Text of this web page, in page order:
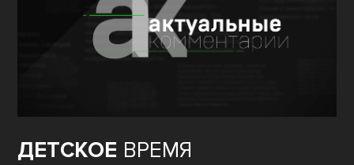
ДЕТСКОЕ ВРЕМЯ